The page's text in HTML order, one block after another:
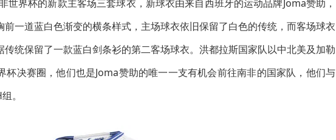
世界杯的新款主客场三套球衣，新球衣由来自西班牙的运动品牌Joma赞助，
一道蓝白色渐变的横条样式，主场球衣依旧保留了白色的传统，而客场球衣
统保留了一款蓝白剑条衫的第二客场球衣。洪都拉斯国家队以中北美及加勒
杯决赛圈，他们也是Joma赞助的唯一一支有机会前往南非的国家队，他们与
。